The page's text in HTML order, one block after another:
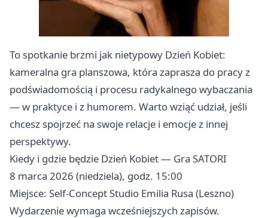
To spotkanie brzmi jak nietypowy Dzień Kobiet:
kameralna gra planszowa, która zaprasza do pracy z
podświadomością i procesu radykalnego wybaczania
— w praktyce i z humorem. Warto wziąć udział, jeśli
chcesz spojrzeć na swoje relacje i emocje z innej
perspektywy.
Kiedy i gdzie będzie Dzień Kobiet — Gra SATORI
8 marca 2026 (niedziela), godz. 15:00
Miejsce: Self-Concept Studio Emilia Rusa (Leszno)
Wydarzenie wymaga wcześniejszych zapisów.